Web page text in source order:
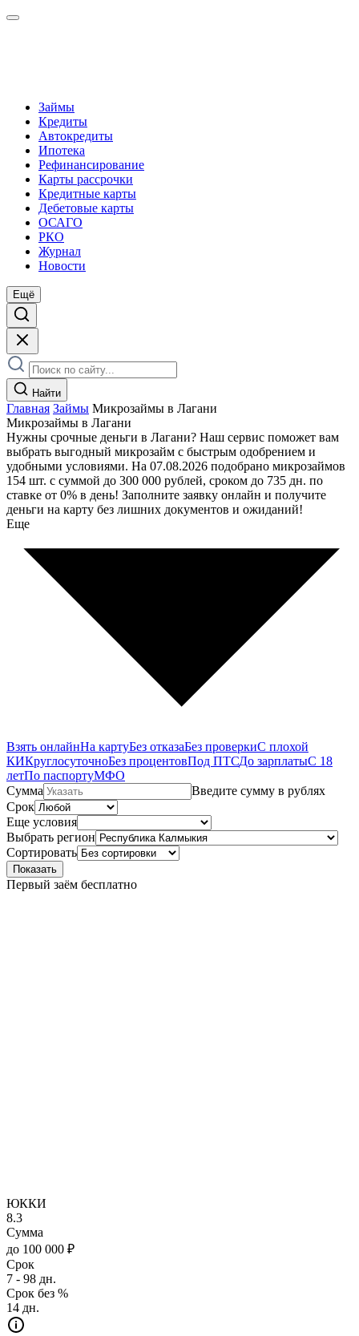
Займы
Кредиты
Автокредиты
Ипотека
Рефинансирование
Карты рассрочки
Кредитные карты
Дебетовые карты
ОСАГО
РКО
Журнал
Новости
Ещё
Найти
Главная Займы Микрозаймы в Лагани
Микрозаймы в Лагани
Нужны срочные деньги в Лагани? Наш сервис поможет вам
выбрать выгодный микрозайм с быстрым одобрением и
удобными условиями. На 07.08.2026 подобрано микрозаймов
154 шт. с суммой до 300 000 рублей, сроком до 735 дн. по
ставке от 0% в день! Заполните заявку онлайн и получите
деньги на карту без лишних документов и ожиданий!
Еще
Взять онлайнНа картуБез отказаБез проверкиС плохой
КИКруглосуточноБез процентовПод ПТСДо зарплатыС 18
летПо паспортуМФО
Сумма
Введите сумму в рублях
Срок
Еще условия
Выбрать регион
Сортировать
Показать
Первый заём бесплатно
ЮККИ
8.3
Сумма
до 100 000 ₽
Срок
7 - 98 дн.
Срок без %
14 дн.